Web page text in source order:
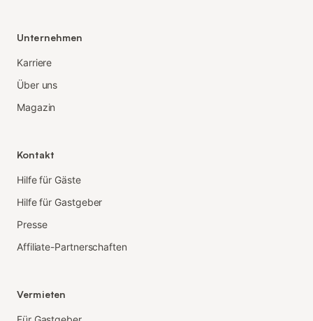
Unternehmen
Karriere
Über uns
Magazin
Kontakt
Hilfe für Gäste
Hilfe für Gastgeber
Presse
Affiliate-Partnerschaften
Vermieten